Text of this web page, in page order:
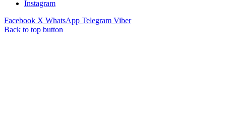
Instagram
Facebook X WhatsApp Telegram Viber
Back to top button